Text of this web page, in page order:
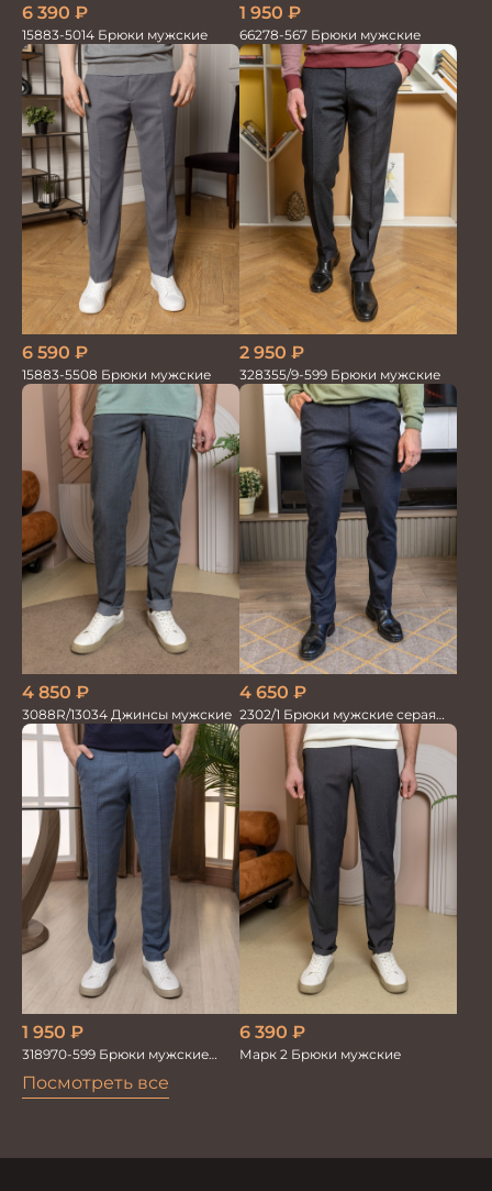
Посмотреть все
6 390 ₽
15883-5014 Брюки мужские
1 950 ₽
66278-567 Брюки мужские
6 590 ₽
15883-5508 Брюки мужские
2 950 ₽
328355/9-599 Брюки мужские
4 850 ₽
3088R/13034 Джинсы мужские
4 650 ₽
2302/1 Брюки мужские серая
елка
1 950 ₽
318970-599 Брюки мужские
6 390 ₽
Марк 2 Брюки мужские